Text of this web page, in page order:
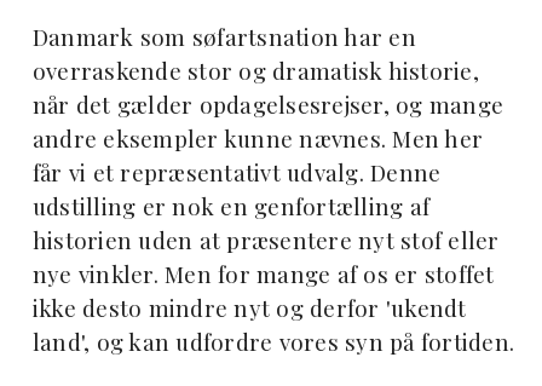
Danmark som søfartsnation har en
overraskende stor og dramatisk historie,
når det gælder opdagelsesrejser, og mange
andre eksempler kunne nævnes. Men her
får vi et repræsentativt udvalg. Denne
udstilling er nok en genfortælling af
historien uden at præsentere nyt stof eller
nye vinkler. Men for mange af os er stoffet
ikke desto mindre nyt og derfor 'ukendt
land', og kan udfordre vores syn på fortiden.